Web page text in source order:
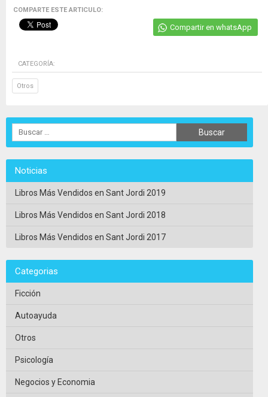
COMPARTE ESTE ARTICULO:
Compartir en whatsApp
CATEGORÍA:
Otros
Noticias
Libros Más Vendidos en Sant Jordi 2019
Libros Más Vendidos en Sant Jordi 2018
Libros Más Vendidos en Sant Jordi 2017
Categorias
Ficción
Autoayuda
Otros
Psicología
Negocios y Economia